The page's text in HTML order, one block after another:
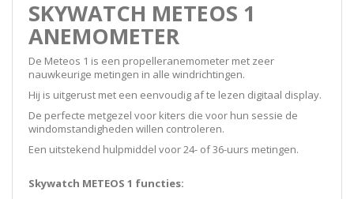
SKYWATCH METEOS 1
ANEMOMETER
De Meteos 1 is een propelleranemometer met zeer
nauwkeurige metingen in alle windrichtingen.
Hij is uitgerust met een eenvoudig af te lezen digitaal display.
De perfecte metgezel voor kiters die voor hun sessie de
windomstandigheden willen controleren.
Een uitstekend hulpmiddel voor 24- of 36-uurs metingen.
Skywatch METEOS 1 functies: